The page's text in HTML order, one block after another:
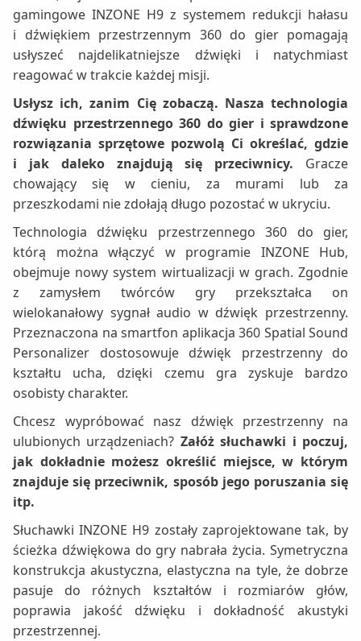
gamingowe INZONE H9 z systemem redukcji hałasu
i dźwiękiem przestrzennym 360 do gier pomagają
usłyszeć najdelikatniejsze dźwięki i natychmiast
reagować w trakcie każdej misji.
Usłysz ich, zanim Cię zobaczą. Nasza technologia
dźwięku przestrzennego 360 do gier i sprawdzone
rozwiązania sprzętowe pozwolą Ci określać, gdzie
i jak daleko znajdują się przeciwnicy. Gracze
chowający się w cieniu, za murami lub za
przeszkodami nie zdołają długo pozostać w ukryciu.
Technologia dźwięku przestrzennego 360 do gier,
którą można włączyć w programie INZONE Hub,
obejmuje nowy system wirtualizacji w grach. Zgodnie
z zamysłem twórców gry przekształca on
wielokanałowy sygnał audio w dźwięk przestrzenny.
Przeznaczona na smartfon aplikacja 360 Spatial Sound
Personalizer dostosowuje dźwięk przestrzenny do
kształtu ucha, dzięki czemu gra zyskuje bardzo
osobisty charakter.
Chcesz wypróbować nasz dźwięk przestrzenny na
ulubionych urządzeniach? Załóż słuchawki i poczuj,
jak dokładnie możesz określić miejsce, w którym
znajduje się przeciwnik, sposób jego poruszania się
itp.
Słuchawki INZONE H9 zostały zaprojektowane tak, by
ścieżka dźwiękowa do gry nabrała życia. Symetryczna
konstrukcja akustyczna, elastyczna na tyle, że dobrze
pasuje do różnych kształtów i rozmiarów głów,
poprawia jakość dźwięku i dokładność akustyki
przestrzennej.